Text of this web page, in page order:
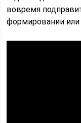
вовремя
формировании или